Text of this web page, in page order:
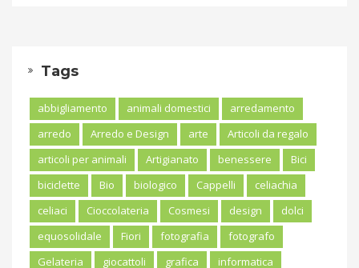
Tags
abbigliamento animali domestici
arredamento
arredo
Arredo e Design arte
Articoli da regalo
articoli per animali
Artigianato benessere
Bici
biciclette
Bio biologico Cappelli
celiachia
celiaci
Cioccolateria Cosmesi design
dolci
equosolidale
Fiori fotografia
fotografo
Gelateria
giocattoli grafica
informatica